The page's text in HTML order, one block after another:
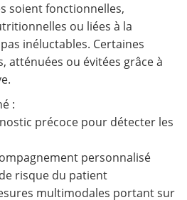
soient fonctionnelles,
ou liées à la
inéluctables. Certaines
atténuées ou évitées grâce à
:
précoce pour détecter les
personnalisé
risque du patient
multimodales portant sur